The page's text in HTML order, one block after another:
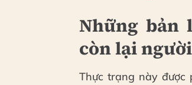
Những bản
còn lại
Thực trạng này được